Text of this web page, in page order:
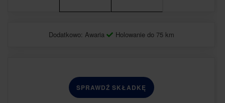
Dodatkowo: Awaria Holowanie do 75 km
SPRAWDŹ SKŁADKĘ